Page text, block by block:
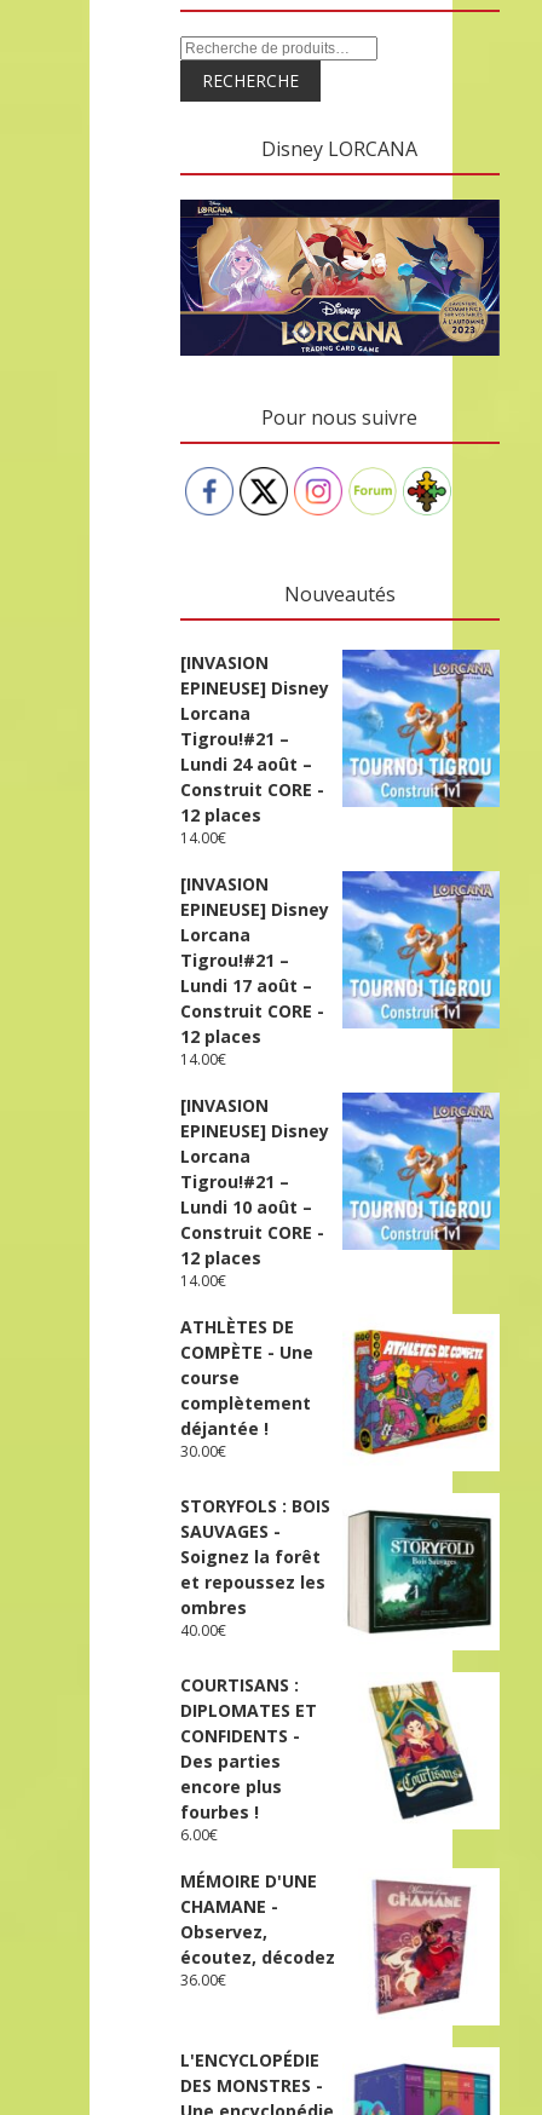
RECHERCHE
Disney LORCANA
Pour nous suivre
Nouveautés
[INVASION
EPINEUSE] Disney
Lorcana
Tigrou!#21 –
Lundi 24 août –
Construit CORE -
12 places
14.00€
[INVASION
EPINEUSE] Disney
Lorcana
Tigrou!#21 –
Lundi 17 août –
Construit CORE -
12 places
14.00€
[INVASION
EPINEUSE] Disney
Lorcana
Tigrou!#21 –
Lundi 10 août –
Construit CORE -
12 places
14.00€
ATHLÈTES DE
COMPÈTE - Une
course
complètement
déjantée !
30.00€
STORYFOLS : BOIS
SAUVAGES -
Soignez la forêt
et repoussez les
ombres
40.00€
COURTISANS :
DIPLOMATES ET
CONFIDENTS -
Des parties
encore plus
fourbes !
6.00€
MÉMOIRE D'UNE
CHAMANE -
Observez,
écoutez, décodez
36.00€
L'ENCYCLOPÉDIE
DES MONSTRES -